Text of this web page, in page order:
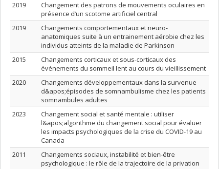
2019
Changement des patrons de mouvements oculaires en
présence d’un scotome artificiel central
2019
Changements comportementaux et neuro-
anatomiques suite à un entrainement aérobie chez les
individus atteints de la maladie de Parkinson
2015
Changements corticaux et sous-corticaux des
événements du sommeil lent au cours du vieillissement
2020
Changements développementaux dans la survenue
d&apos;épisodes de somnambulisme chez les patients
somnambules adultes
2023
Changement social et santé mentale : utiliser
l&apos;algorithme du changement social pour évaluer
les impacts psychologiques de la crise du COVID-19 au
Canada
2011
Changements sociaux, instabilité et bien-être
psychologique : le rôle de la trajectoire de la privation